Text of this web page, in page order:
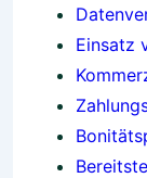
Einsatz